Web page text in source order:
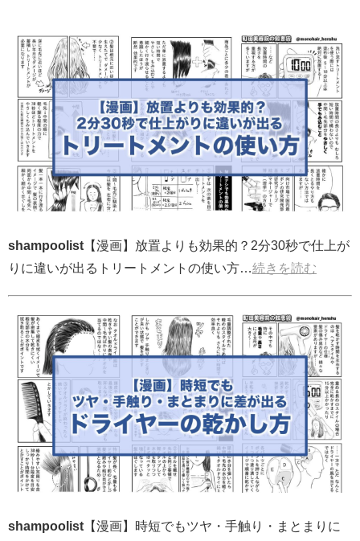
shampoolist 【漫画】放置よりも効果的？2分30秒で仕上が
りに違いが出るトリートメントの使い方…続きを読む
shampoolist 【漫画】時短でもツヤ・手触り・まとまりに